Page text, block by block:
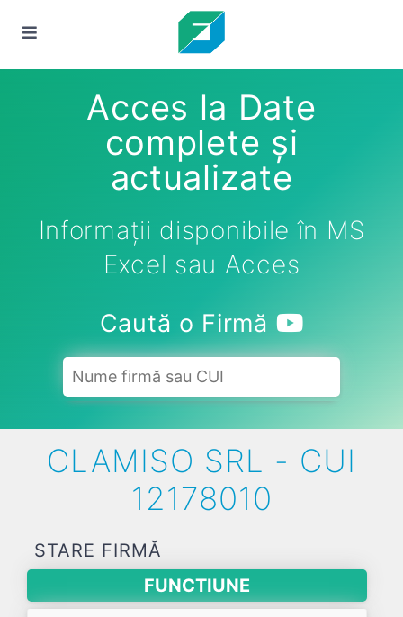
Acces la Date
complete și
actualizate
Informații disponibile în MS
Excel sau Acces
Caută o Firmă
CLAMISO SRL - CUI
12178010
STARE FIRMĂ
FUNCTIUNE